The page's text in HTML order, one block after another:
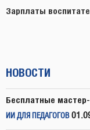
запись
Зарплаты
НОВОСТИ
Бесплатные
ИИ ДЛЯ ПЕДАГОГОВ